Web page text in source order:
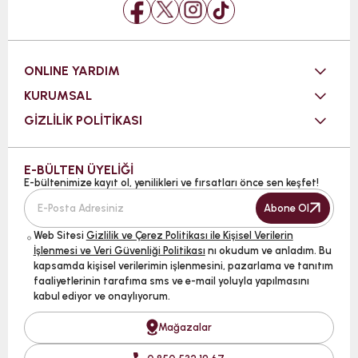
ONLINE YARDIM
KURUMSAL
GİZLİLİK POLİTİKASI
E-BÜLTEN ÜYELİĞİ
E-bültenimize kayıt ol, yenilikleri ve fırsatları önce sen keşfet!
Abone Ol
Web Sitesi Gizlilik ve Çerez Politikası ile Kişisel Verilerin
İşlenmesi ve Veri Güvenliği Politikası nı okudum ve anladım. Bu
kapsamda kişisel verilerimin işlenmesini, pazarlama ve tanıtım
faaliyetlerinin tarafıma sms ve e-mail yoluyla yapılmasını
kabul ediyor ve onaylıyorum.
Mağazalar